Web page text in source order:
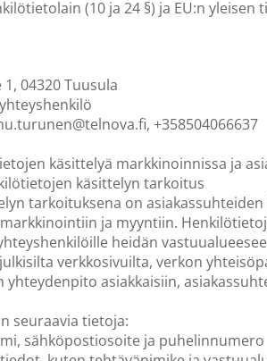
(10 ja 24 §) ja EU:n
04320 Tuusula
+358504066637
käsittelyä markkinoinnissa ja
käsittelyn tarkoitus
tarkoituksena on
ja myyntiin.
heidän
verkkosivuilta, verkon
yhteydenpito asiakkaisiin,
seuraavia tietoja:
sähköpostiosoite ja puhelinnumero